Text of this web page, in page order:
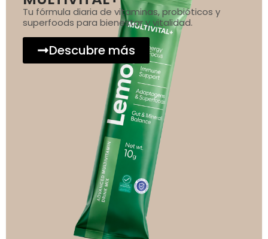
Tu fórmula diaria de vitaminas, probióticos y
superfoods para bienestar y vitalidad.
Descubre más